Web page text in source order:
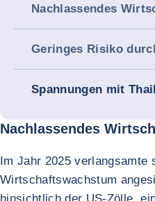
Nachlassendes
Geringes Risiko
Spannungen mit
Nachlassendes
Im Jahr 2025 verlangsamte
Wirtschaftswachstum